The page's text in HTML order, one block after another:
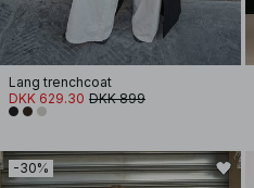
Lang trenchcoat
DKK 629.30 DKK 899
-30%